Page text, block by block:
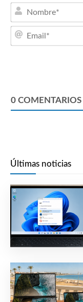
0 COMENTARIOS
Últimas noticias